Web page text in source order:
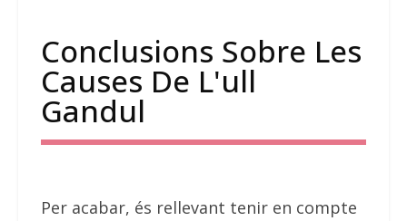
Conclusions Sobre Les
Causes De L'ull
Gandul
Per acabar, és rellevant tenir en compte